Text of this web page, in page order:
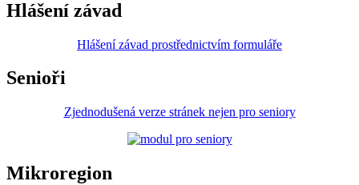
Hlášení závad
Hlášení závad prostřednictvím formuláře
Senioři
Zjednodušená verze stránek nejen pro seniory
Mikroregion